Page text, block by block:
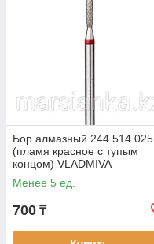
Бор алмазный 244.514.025
(пламя красное с тупым
концом) VLADMIVA
Менее 5 ед.
700 ₸